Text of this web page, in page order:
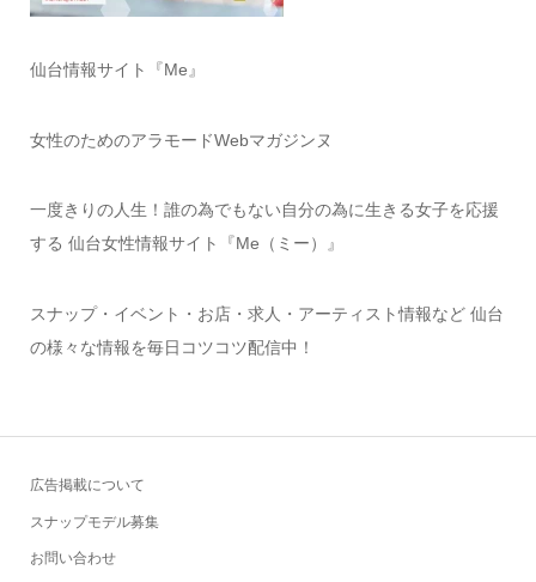
仙台情報サイト『Me』
女性のためのアラモードWebマガジンヌ
一度きりの人生！誰の為でもない自分の為に生きる女子を応援
する 仙台女性情報サイト『Me（ミー）』
スナップ・イベント・お店・求人・アーティスト情報など 仙台
の様々な情報を毎日コツコツ配信中！
広告掲載について
スナップモデル募集
お問い合わせ